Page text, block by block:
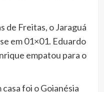
de Freitas, o Jaraguá
em 01×01. Eduardo
empatou para o
foi o Goianésia